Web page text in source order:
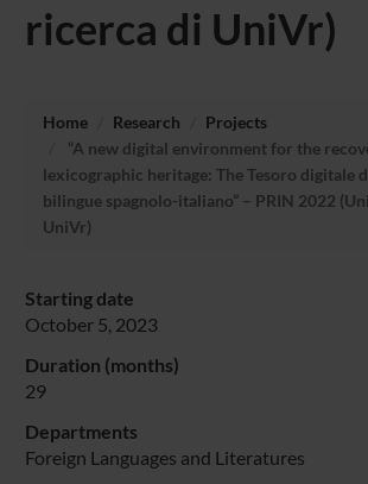
ricerca di UniVr)
Home Research
Projects
“A new digital environment for the
lexicographic heritage: The Tesoro digitale
bilingue spagnolo-italiano” – PRIN 2022
UniVr)
Starting date
October 5, 2023
Duration (months)
29
Departments
Foreign Languages and Literatures